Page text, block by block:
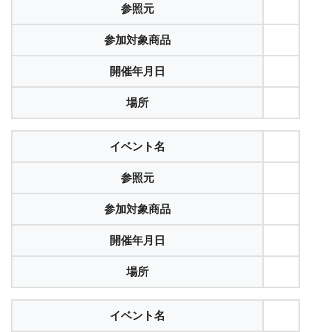
参照元
参加対象商品
開催年月日
場所
イベント名
参照元
参加対象商品
開催年月日
場所
イベント名